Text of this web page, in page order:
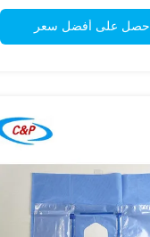
احصل على أفضل سعر